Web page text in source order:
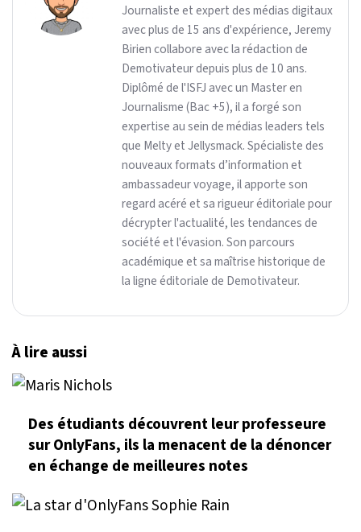
Journaliste et expert des médias digitaux
avec plus de 15 ans d'expérience, Jeremy
Birien collabore avec la rédaction de
Demotivateur depuis plus de 10 ans.
Diplômé de l'ISFJ avec un Master en
Journalisme (Bac +5), il a forgé son
expertise au sein de médias leaders tels
que Melty et Jellysmack. Spécialiste des
nouveaux formats d’information et
ambassadeur voyage, il apporte son
regard acéré et sa rigueur éditoriale pour
décrypter l'actualité, les tendances de
société et l'évasion. Son parcours
académique et sa maîtrise historique de
la ligne éditoriale de Demotivateur.
À lire aussi
Des étudiants découvrent leur professeure
sur OnlyFans, ils la menacent de la dénoncer
en échange de meilleures notes